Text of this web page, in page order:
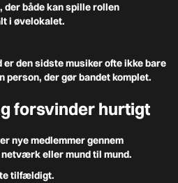
der både kan spille rollen
i øvelokalet.
den sidste musiker ofte ikke bare
person, der gør bandet komplet.
forsvinder hurtigt
nye medlemmer gennem
eller mund til mund.
tilfældigt.